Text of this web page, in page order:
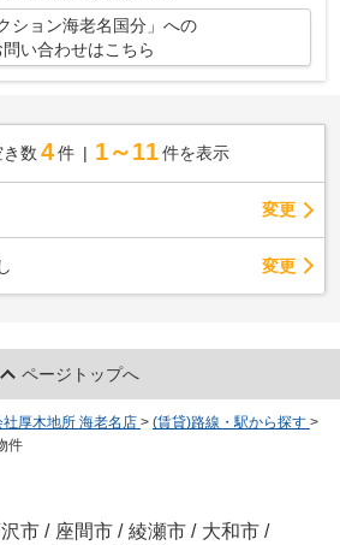
ション海老名国分」への
問い合わせはこちら
き数 4 件 1～11 件を表示
変更
変更
ページトップへ
厚木地所 海老名店 > (賃貸)路線・駅から探す >
件
市 / 座間市 / 綾瀬市 / 大和市 /